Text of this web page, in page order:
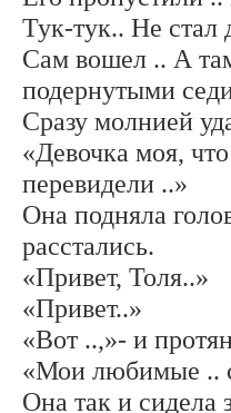
Тук-тук.. Не стал
Сам вошел .. А
подернутыми
Сразу молнией
«Девочка моя,
перевидели ..»
Она подняла
расстались.
«Привет, Толя..»
«Привет..»
«Вот ..,»- и
«Мои любимые ..
Она так и сидела